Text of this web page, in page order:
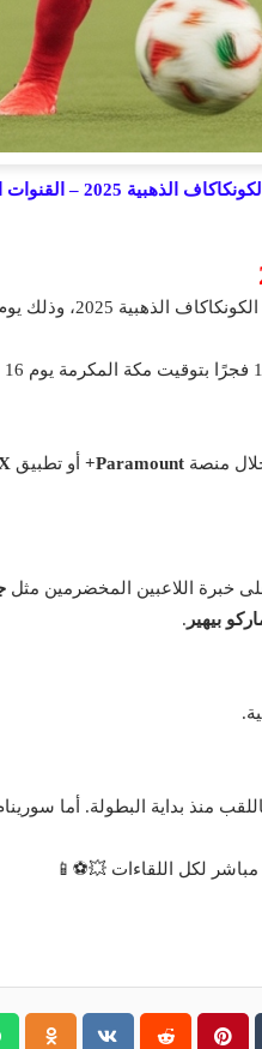
الناقلة والتشكيل المتوقع
منصةParamount+ أو تطبيق
خبرة اللاعبين المخضرمين مثل
بيهير .
5 مرات في تاريخه، لكنه لم يتوج باللقب
لكل اللقاءات 💥⚽📱